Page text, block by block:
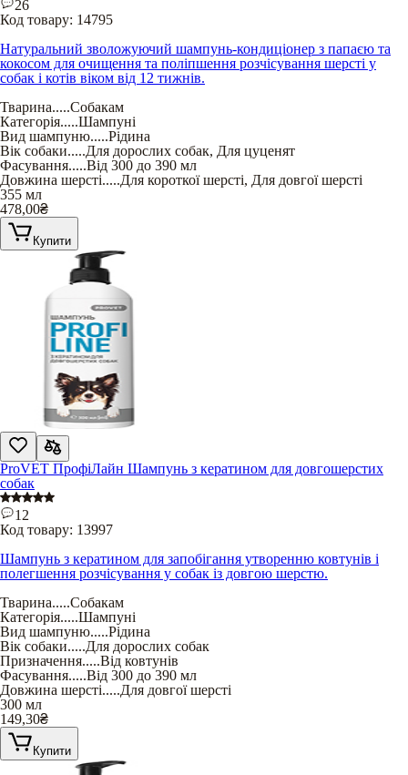
26
Код товару: 14795
Натуральний зволожуючий шампунь-кондиціонер з папаєю та
кокосом для очищення та поліпшення розчісування шерсті у
собак і котів віком від 12 тижнів.
Тварина.....Собакам
Категорія.....Шампуні
Вид шампуню.....Рідина
Вік собаки.....Для дорослих собак, Для цуценят
Фасування.....Від 300 до 390 мл
Довжина шерсті.....Для короткої шерсті, Для довгої шерсті
355 мл
478,00₴
Купити
ProVET ПрофіЛайн Шампунь з кератином для довгошерстих
собак
12
Код товару: 13997
Шампунь з кератином для запобігання утворенню ковтунів і
полегшення розчісування у собак із довгою шерстю.
Тварина.....Собакам
Категорія.....Шампуні
Вид шампуню.....Рідина
Вік собаки.....Для дорослих собак
Призначення.....Від ковтунів
Фасування.....Від 300 до 390 мл
Довжина шерсті.....Для довгої шерсті
300 мл
149,30₴
Купити